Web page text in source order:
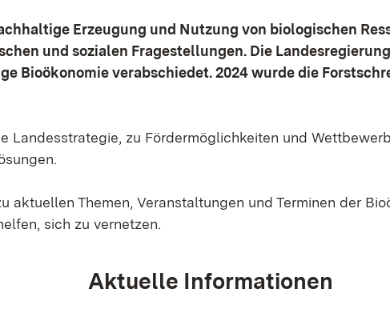
Erzeugung und Nutzung von biologischen
und sozialen Fragestellungen. Die
Bioökonomie verabschiedet. 2024 wurde die
Landesstrategie, zu Fördermöglichkeiten und
aktuellen Themen, Veranstaltungen und Terminen der
sich zu vernetzen.
Aktuelle Informationen